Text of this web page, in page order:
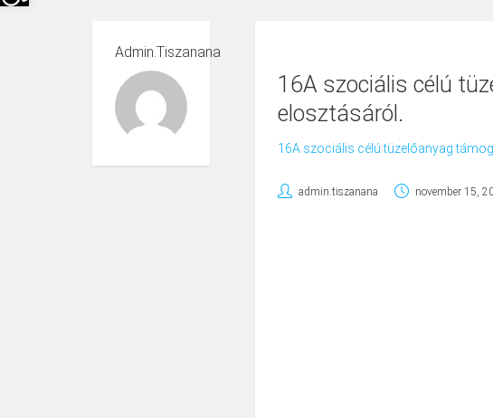
Admin.tiszanana
16A szociális célú
elosztásáról.
16A szociális célú tüzelőanyag
admin.tiszanana november 15,